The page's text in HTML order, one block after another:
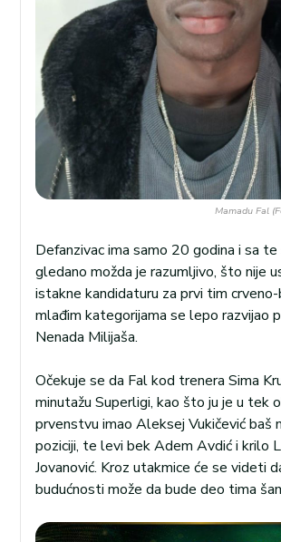
Mamadu Fal
Defanzivac ima samo 20 godina i sa
gledano možda je razumljivo, što nije
istakne kandidaturu za prvi tim
mlađim kategorijama se lepo razvijao
Nenada Milijaša.
Očekuje se da Fal kod trenera Sima
minutažu Superligi, kao što ju je u tek
prvenstvu imao Aleksej Vukičević baš
poziciji, te levi bek Adem Avdić i krilo
Jovanović. Kroz utakmice će se videti
budućnosti može da bude deo tima